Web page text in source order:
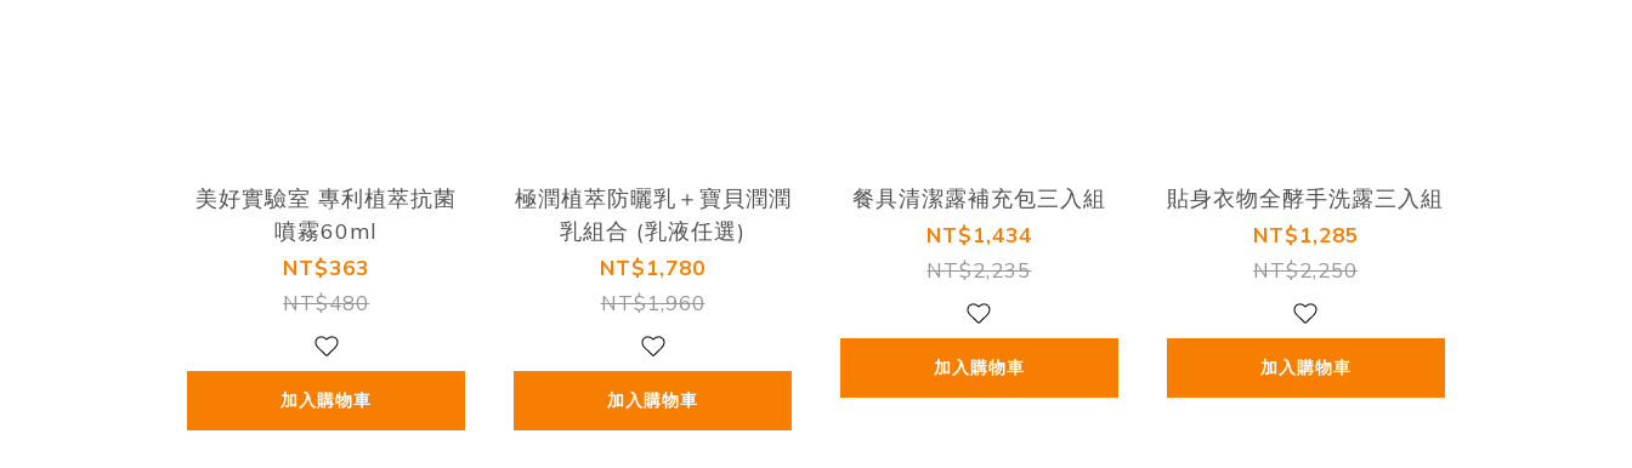
美好實驗室 專利植萃抗菌
噴霧60ml
NT$363
NT$480
加入購物車
極潤植萃防曬乳＋寶貝潤潤
乳組合 (乳液任選)
NT$1,780
NT$1,960
加入購物車
餐具清潔露補充包三入組
NT$1,434
NT$2,235
加入購物車
貼身衣物全酵手洗露三入組
NT$1,285
NT$2,250
加入購物車